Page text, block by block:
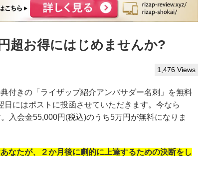
超お得にはじめませんか?
1,476 Views
付きの「ライザップ紹介アンバサダー名刺」を無料
にはポストに投函させていただきます。今なら
入会金55,000円(税込)のうち5万円が無料になりま
なたが、２か月後に劇的に上達するための決断をし